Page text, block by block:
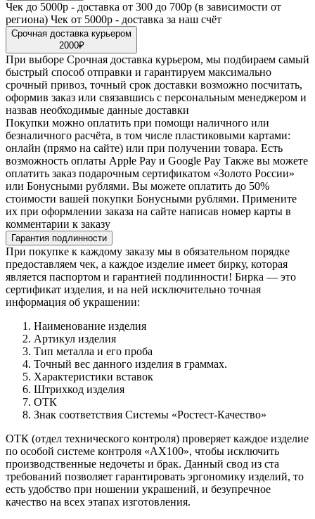
Чек до 5000р - доставка от 300 до 700р (в зависимости от
региона) Чек от 5000р - доставка за наш счёт
Срочная доставка курьером
2000₽
При выборе Срочная доставка курьером, мы подбираем самый
быстрый способ отправки и гарантируем максимально
срочный привоз, точный срок доставки возможно посчитать,
оформив заказ или связавшись с персональным менеджером и
назвав необходимые данные доставки
Покупки можно оплатить при помощи наличного или
безналичного расчёта, в том числе пластиковыми картами:
онлайн (прямо на сайте) или при получении товара. Есть
возможность оплаты Apple Pay и Google Pay Также вы можете
оплатить заказ подарочным сертификатом «Золото России»
или Бонусными рублями. Вы можете оплатить до 50%
стоимости вашей покупки Бонусными рублями. Примените
их при оформлении заказа на сайте написав номер карты в
комментарии к заказу
Гарантия подлинности
При покупке к каждому заказу мы в обязательном порядке
предоставляем чек, а каждое изделие имеет бирку, которая
является паспортом и гарантией подлинности! Бирка — это
сертификат изделия, и на ней исключительно точная
информация об украшении:
Наименование изделия
Артикул изделия
Тип металла и его проба
Точный вес данного изделия в граммах.
Характеристики вставок
Штрихкод изделия
ОТК
Знак соответствия Системы «Ростест-Качество»
ОТК (отдел технического контроля) проверяет каждое изделие
по особой системе контроля «АХ100», чтобы исключить
производственные недочеты и брак. Данный свод из ста
требований позволяет гарантировать эргономику изделий, то
есть удобство при ношении украшений, и безупречное
качество на всех этапах изготовления.